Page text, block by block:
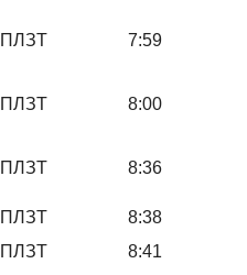
7:59
8:00
8:36
8:38
8:41